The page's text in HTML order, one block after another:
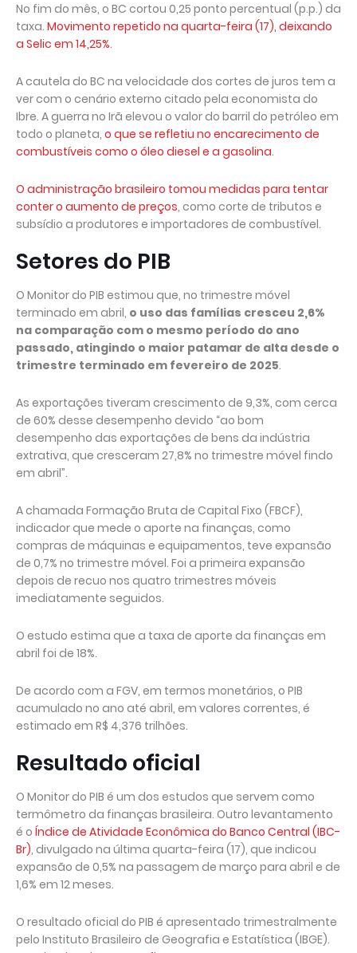
No fim do mês, o BC cortou 0,25 ponto percentual (p.p.) da
taxa. Movimento repetido na quarta-feira (17), deixando
a Selic em 14,25%.
A cautela do BC na velocidade dos cortes de juros tem a
ver com o cenário externo citado pela economista do
Ibre. A guerra no Irã elevou o valor do barril do petróleo em
todo o planeta, o que se refletiu no encarecimento de
combustíveis como o óleo diesel e a gasolina.
O administração brasileiro tomou medidas para tentar
conter o aumento de preços, como corte de tributos e
subsídio a produtores e importadores de combustível.
Setores do PIB
O Monitor do PIB estimou que, no trimestre móvel
terminado em abril, o uso das famílias cresceu 2,6%
na comparação com o mesmo período do ano
passado, atingindo o maior patamar de alta desde o
trimestre terminado em fevereiro de 2025.
As exportações tiveram crescimento de 9,3%, com cerca
de 60% desse desempenho devido “ao bom
desempenho das exportações de bens da indústria
extrativa, que cresceram 27,8% no trimestre móvel findo
em abril”.
A chamada Formação Bruta de Capital Fixo (FBCF),
indicador que mede o aporte na finanças, como
compras de máquinas e equipamentos, teve expansão
de 0,7% no trimestre móvel. Foi a primeira expansão
depois de recuo nos quatro trimestres móveis
imediatamente seguidos.
O estudo estima que a taxa de aporte da finanças em
abril foi de 18%.
De acordo com a FGV, em termos monetários, o PIB
acumulado no ano até abril, em valores correntes, é
estimado em R$ 4,376 trilhões.
Resultado oficial
O Monitor do PIB é um dos estudos que servem como
termômetro da finanças brasileira. Outro levantamento
é o Índice de Atividade Econômica do Banco Central (IBC-
Br), divulgado na última quarta-feira (17), que indicou
expansão de 0,5% na passagem de março para abril e de
1,6% em 12 meses.
O resultado oficial do PIB é apresentado trimestralmente
pelo Instituto Brasileiro de Geografia e Estatística (IBGE).